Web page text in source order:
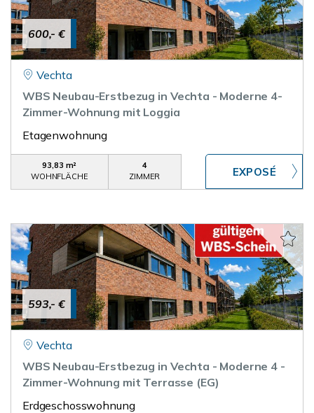
600,- €
Vechta
WBS Neubau-Erstbezug in Vechta - Moderne 4-
Zimmer-Wohnung mit Loggia
Etagenwohnung
93,83 m²
WOHNFLÄCHE
4
ZIMMER
593,- €
Vechta
WBS Neubau-Erstbezug in Vechta - Moderne 4 -
Zimmer-Wohnung mit Terrasse (EG)
Erdgeschosswohnung